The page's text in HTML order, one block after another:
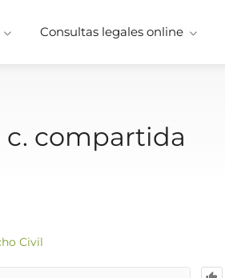
Consultas legales online
compartida
Civil